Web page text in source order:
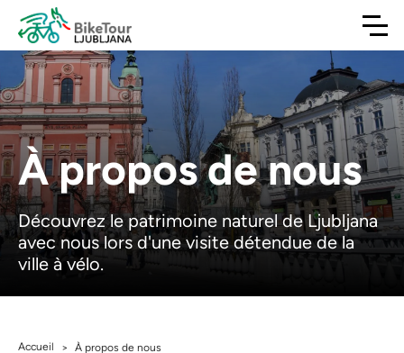
À propos de nous
Découvrez le patrimoine naturel de Ljubljana
avec nous lors d'une visite détendue de la
ville à vélo.
Accueil > À propos de nous